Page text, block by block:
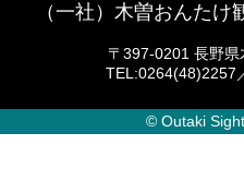
（一社）木曽おんた
〒397-0201 長野
TEL:0264(48)2257
© Outaki